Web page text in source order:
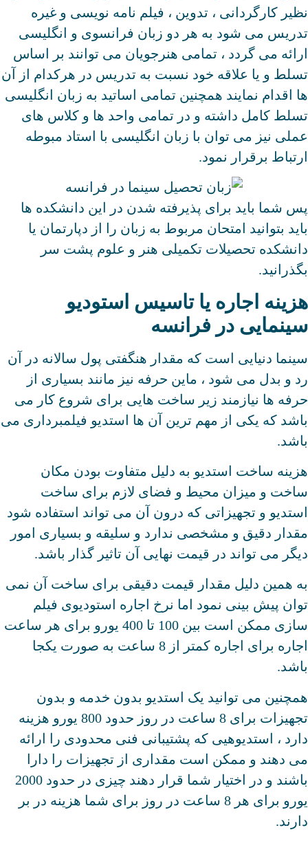
نظیر کارگردانی ، تدوین ، فیلم نامه نویسی و غیره
تدریس می شود به هر دو زبان فرانسوی و انگلیسی
ارائه می گردد ، تمامی هنرجویان می توانند بر اساس
تسلط و یا علاقه خود نسبت به تدریس در هرکدام از آن
ها اقدام نمایند همچنین تمامی اساتید به زبان انگلیسی
تسلط کامل داشته و در تمامی واحد ها و کلاس های
عملی نیز می توان با زبان انگلیسی با استاد مبوطه
ارتباط برقرار نمود.
پس شما باید برای پذیرفته شدن در این دانشکده ها
باید بتوانید امتحان مربوط به زبان را از دپارتمان یا
دانشکده تحصیلات تکمیلی هنر و علوم پشت سر
بگذرانید.
هزینه اجاره یا تاسیس استودیو
سینمایی در فرانسه
سینما دنیایی است که مقدار هنگفتی پول سالانه در آن
رد و بدل می شود ، ماین حرفه نیز مانند بسیاری از
حرفه ها نیازمند زیر ساخت هایی برای شروع کار می
باشد که یکی از مهم ترین آن ها استدیو فیلمبرداری می
باشد.
هزینه ساخت استدیو به دلیل متفاوت بودن مکان
ساخت و میزان محیط و فضای لازم برای ساخت
استدیو و تجهیزاتی که درون آن می تواند استفاده شود
مقدار دقیق و مشخصی ندارد و سلیقه و بسیاری امور
دیگر می تواند در قیمت نهایی آن تاثیر گذار باشد.
به همین دلیل مقدار قیمت دقیقی برای ساخت آن نمی
توان پیش بینی نمود اما نرخ اجاره استودیوی فیلم
سازی ممکن است بین 100 تا 400 یورو برای هر ساعت
اجاره برای اجاره کمتر از 8 ساعت به صورت یکجا
باشد.
همچنین می توانید یک استدیو بدون خدمه و بدون
تجهیزات برای 8 ساعت در روز حدود 800 یورو هزینه
دارد ، استدیوهیی که پشتیبانی فنی محدودی را ارائه
می دهند و ممکن است مقداری از تجهیزات را دارا
باشند و در اختیار شما قرار دهند چیزی در حدود 2000
یورو برای هر 8 ساعت در روز برای شما هزینه در بر
دارند.